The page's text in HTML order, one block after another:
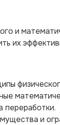
и
их
переработки.
и